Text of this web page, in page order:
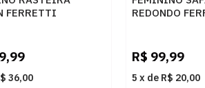
FERRETTI
36,00
REDONDO
R$ 99,99
5 x de R$ 20,00